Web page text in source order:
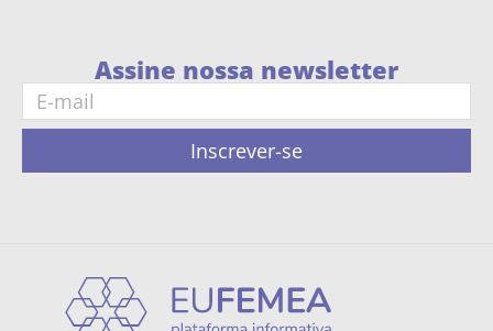
Assine nossa newsletter
Inscrever-se